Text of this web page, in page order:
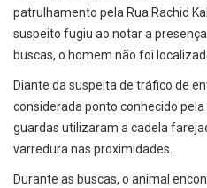
patrulhamento pela Rua Rachid
suspeito fugiu ao notar a
buscas, o homem não foi
Diante da suspeita de tráfico de
considerada ponto conhecido
guardas utilizaram a cadela
varredura nas proximidades.
Durante as buscas, o animal